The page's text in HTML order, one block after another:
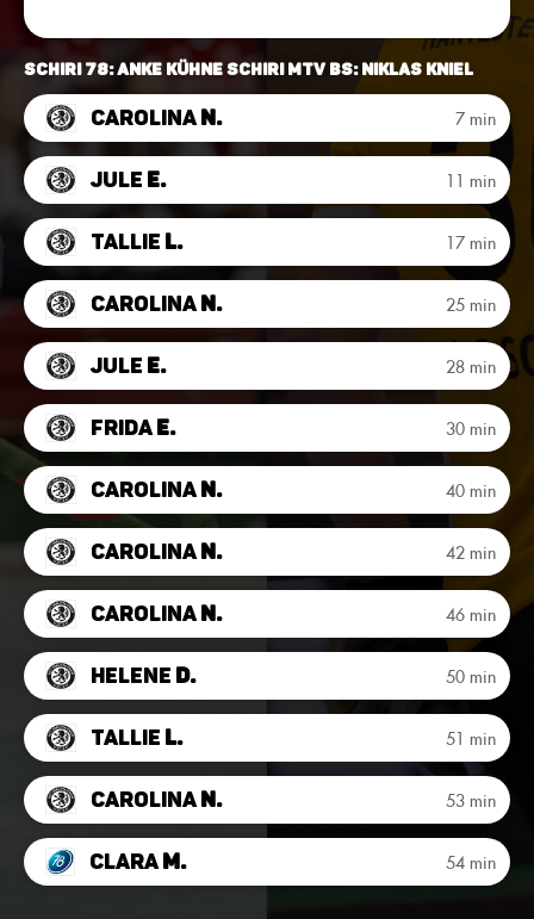
Schiri 78: Anke Kühne Schiri MTV BS: Niklas Kniel
CarolinaN. 7 min
Jule E. 11 min
Tallie L. 17 min
CarolinaN. 25 min
Jule E. 28 min
FridaE. 30 min
CarolinaN. 40 min
CarolinaN. 42 min
CarolinaN. 46 min
Helene D. 50 min
Tallie L. 51 min
CarolinaN. 53 min
ClaraM. 54 min